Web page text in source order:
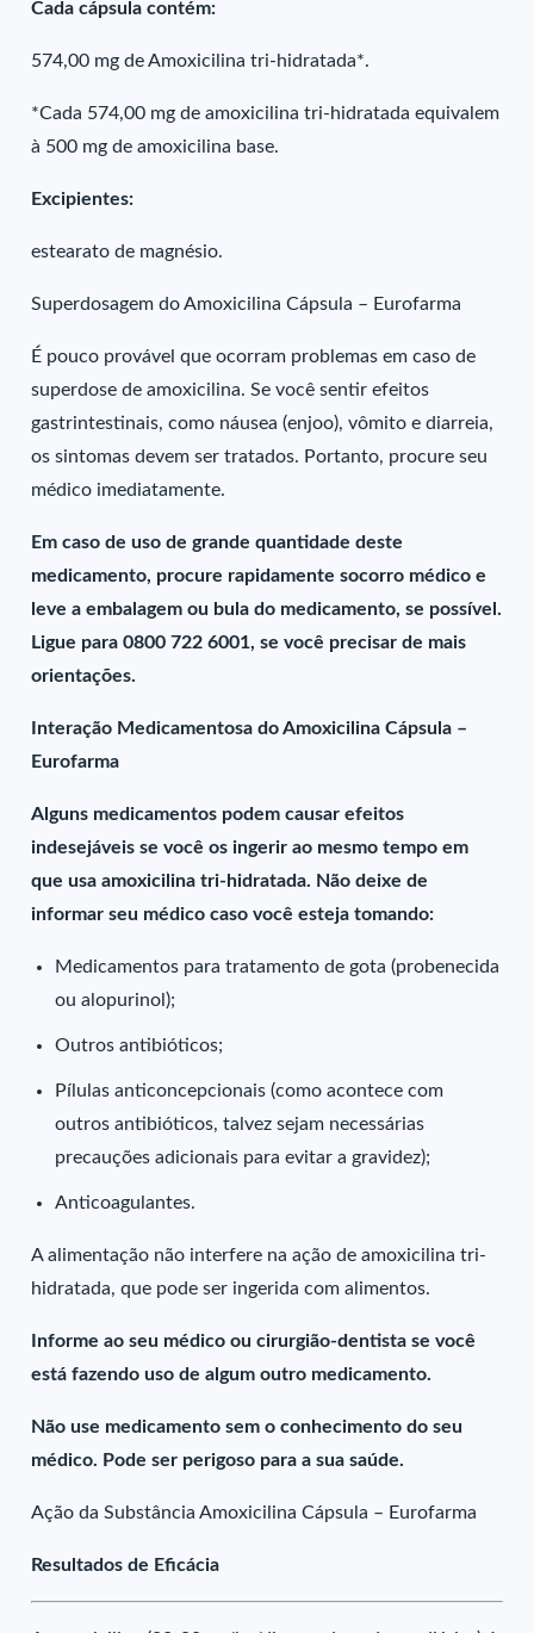
Cada cápsula contém:
574,00 mg de Amoxicilina tri-hidratada*.
*Cada 574,00 mg de amoxicilina tri-hidratada equivalem
à 500 mg de amoxicilina base.
Excipientes:
estearato de magnésio.
Superdosagem do Amoxicilina Cápsula – Eurofarma
É pouco provável que ocorram problemas em caso de
superdose de amoxicilina. Se você sentir efeitos
gastrintestinais, como náusea (enjoo), vômito e diarreia,
os sintomas devem ser tratados. Portanto, procure seu
médico imediatamente.
Em caso de uso de grande quantidade deste
medicamento, procure rapidamente socorro médico e
leve a embalagem ou bula do medicamento, se possível.
Ligue para 0800 722 6001, se você precisar de mais
orientações.
Interação Medicamentosa do Amoxicilina Cápsula –
Eurofarma
Alguns medicamentos podem causar efeitos
indesejáveis se você os ingerir ao mesmo tempo em
que usa amoxicilina tri-hidratada. Não deixe de
informar seu médico caso você esteja tomando:
Medicamentos para tratamento de gota (probenecida
ou alopurinol);
Outros antibióticos;
Pílulas anticoncepcionais (como acontece com
outros antibióticos, talvez sejam necessárias
precauções adicionais para evitar a gravidez);
Anticoagulantes.
A alimentação não interfere na ação de amoxicilina tri-
hidratada, que pode ser ingerida com alimentos.
Informe ao seu médico ou cirurgião-dentista se você
está fazendo uso de algum outro medicamento.
Não use medicamento sem o conhecimento do seu
médico. Pode ser perigoso para a sua saúde.
Ação da Substância Amoxicilina Cápsula – Eurofarma
Resultados de Eficácia